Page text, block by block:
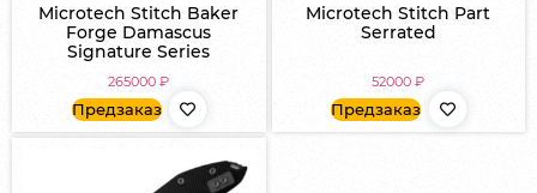
Microtech Stitch Baker
Forge Damascus
Signature Series
265000₽
Предзаказ
Microtech Stitch Part
Serrated
52000₽
Предзаказ